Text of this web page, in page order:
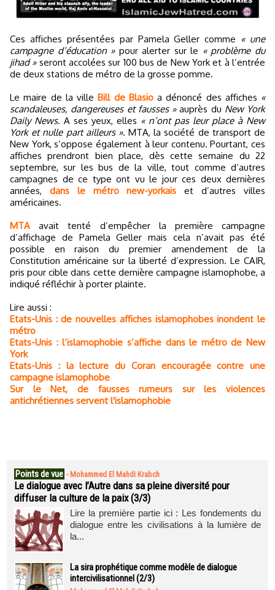
Ces affiches présentées par Pamela Geller comme « une
campagne d’éducation »pour alerter sur le « problème du
jihad »seront accolées sur 100 bus de New York et à l’entrée
de deux stations de métro de la grosse pomme.
Le maire de la villeBill de Blasioa dénoncé des affiches «
scandaleuses, dangereuses et fausses »auprès du New York
Daily News. A ses yeux, elles « n’ont pas leur place à New
York et nulle part ailleurs ». MTA, la société de transport de
New York, s’oppose également à leur contenu. Pourtant, ces
affiches prendront bien place, dès cette semaine du 22
septembre, sur les bus de la ville, tout comme d’autres
campagnes de ce type ont vu le jour ces deux dernières
années, dans le métro new-yorkais et d’autres villes
américaines.
MTAavait tenté d’empêcher la première campagne
d’affichage de Pamela Geller mais cela n’avait pas été
possible en raison du premier amendement de la
Constitution américaine sur la liberté d’expression. Le CAIR,
pris pour cible dans cette dernière campagne islamophobe, a
indiqué réfléchir à porter plainte.
Lire aussi :
Etats-Unis : de nouvelles affiches islamophobes inondent le
métro
Etats-Unis : l’islamophobie s’affiche dans le métro de New
York
Etats-Unis : la lecture du Coran encouragée contre une
campagne islamophobe
Sur le Net, de fausses rumeurs sur les violences
antichrétiennes servent l'islamophobie
Points de vue - Mohammed El Mahdi Krabch
Le dialogue avec l’Autre dans sa pleine diversité pour
diffuser la culture de la paix (3/3)
Lire la première partie ici : Les fondements du
dialogue entre les civilisations à la lumière de
la...
La sira prophétique comme modèle de dialogue
intercivilisationnel (2/3)